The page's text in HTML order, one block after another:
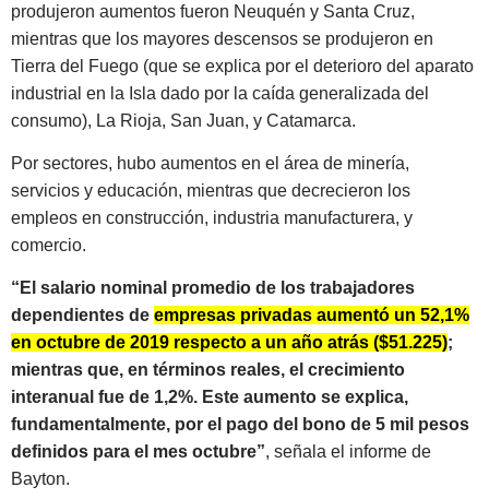
produjeron aumentos fueron Neuquén y Santa Cruz,
mientras que los mayores descensos se produjeron en
Tierra del Fuego (que se explica por el deterioro del aparato
industrial en la Isla dado por la caída generalizada del
consumo), La Rioja, San Juan, y Catamarca.
Por sectores, hubo aumentos en el área de minería,
servicios y educación, mientras que decrecieron los
empleos en construcción, industria manufacturera, y
comercio.
“El salario nominal promedio de los trabajadores
dependientes de empresas privadas aumentó un 52,1%
en octubre de 2019 respecto a un año atrás ($51.225);
mientras que, en términos reales, el crecimiento
interanual fue de 1,2%. Este aumento se explica,
fundamentalmente, por el pago del bono de 5 mil pesos
definidos para el mes octubre”, señala el informe de
Bayton.